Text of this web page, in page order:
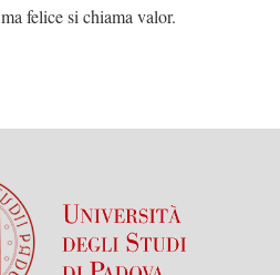
ma felice si chiama valor.